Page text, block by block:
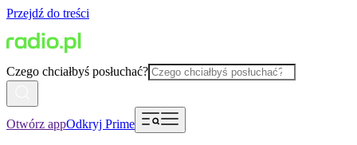
Przejdź do treści
Czego chciałbyś posłuchać?
Otwórz appOdkryj Prime